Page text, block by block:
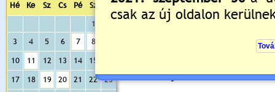
Hé Ke Sz Cs Pé Sz
Va
1
3
4 5 6 7 8
10 11 12 13 14 15
17 18 19 20 21 22
23
A legtöbb "like"-ot kapott
2023. május 28-án 18:15-